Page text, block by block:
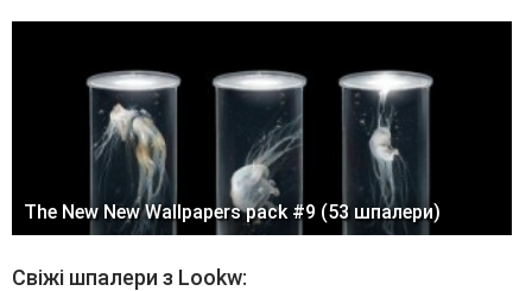
The New New Wallpapers pack #9 (53 шпалери)
Свіжі шпалери з Lookw: